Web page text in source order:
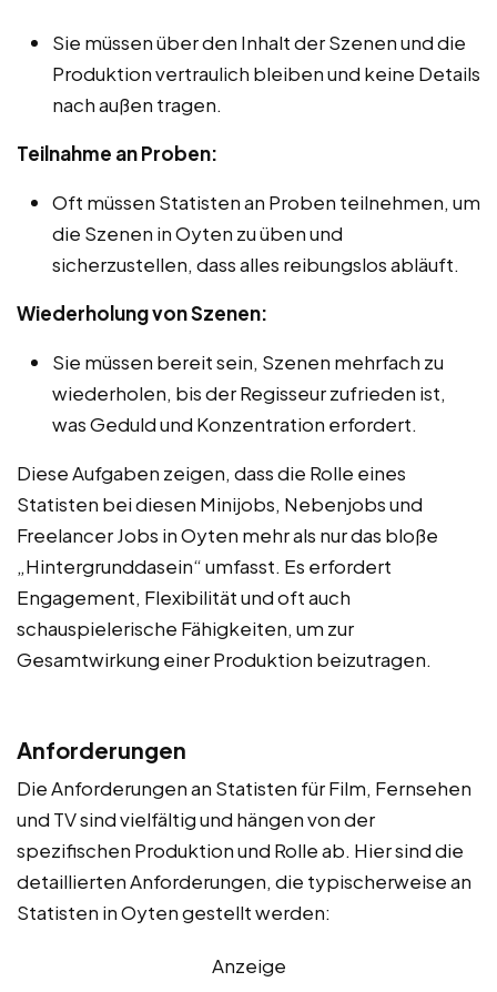
Sie müssen über den Inhalt der Szenen und die
Produktion vertraulich bleiben und keine Details
nach außen tragen.
Teilnahme an Proben:
Oft müssen Statisten an Proben teilnehmen, um
die Szenen in Oyten zu üben und
sicherzustellen, dass alles reibungslos abläuft.
Wiederholung von Szenen:
Sie müssen bereit sein, Szenen mehrfach zu
wiederholen, bis der Regisseur zufrieden ist,
was Geduld und Konzentration erfordert.
Diese Aufgaben zeigen, dass die Rolle eines
Statisten bei diesen Minijobs, Nebenjobs und
Freelancer Jobs in Oyten mehr als nur das bloße
„Hintergrunddasein“ umfasst. Es erfordert
Engagement, Flexibilität und oft auch
schauspielerische Fähigkeiten, um zur
Gesamtwirkung einer Produktion beizutragen.
Anforderungen
Die Anforderungen an Statisten für Film, Fernsehen
und TV sind vielfältig und hängen von der
spezifischen Produktion und Rolle ab. Hier sind die
detaillierten Anforderungen, die typischerweise an
Statisten in Oyten gestellt werden:
Anzeige